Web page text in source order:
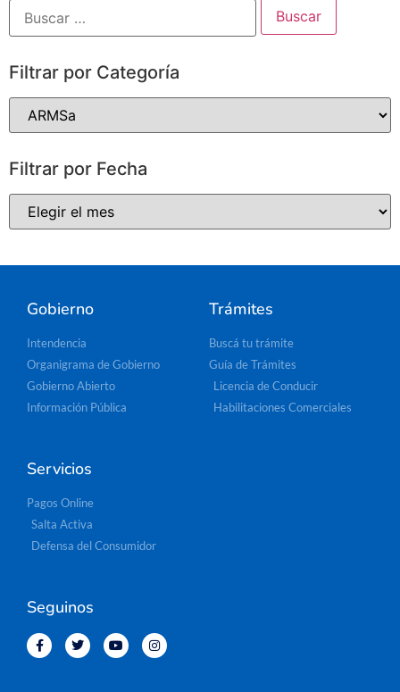
Filtrar por Categoría
Filtrar por Fecha
Gobierno
Intendencia
Organigrama de Gobierno
Gobierno Abierto
Información Pública
Trámites
Buscá tu trámite
Guía de Trámites
Licencia de Conducir
Habilitaciones Comerciales
Servicios
Pagos Online
Salta Activa
Defensa del Consumidor
Seguinos